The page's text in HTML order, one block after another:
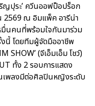
ญปุระ’ ควีนออฟป็อปร็อก
2569 ณ อิมแพ็ค อารีน่า
นคนที่พร้อมใจกันมาร่วม
นี้ โดยทีมผู้จัดมืออาชีพ
SHOW’ (จีเอ็มเอ็ม โชว์)
ทั้ง 2 รอบการแสดง
เพลงมีต่อศิลปินหญิงระดับ